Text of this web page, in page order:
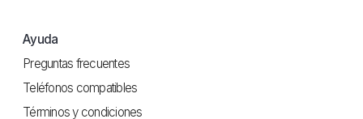
Ayuda
Preguntas frecuentes
Teléfonos compatibles
Términos y condiciones